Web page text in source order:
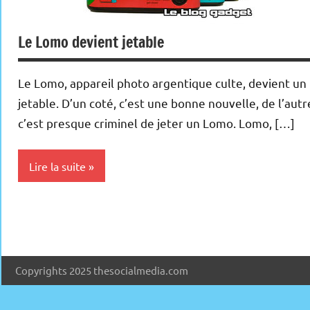
Le Lomo devient jetable
Le Lomo, appareil photo argentique culte, devient un
jetable. D’un coté, c’est une bonne nouvelle, de
c’est presque criminel de jeter un Lomo. Lomo, […]
Lire la suite
Copyrights 2025 thesocialmedia.com